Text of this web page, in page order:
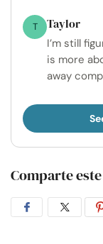
T Taylor
I’m still
is more
away
Comparte
Compartir